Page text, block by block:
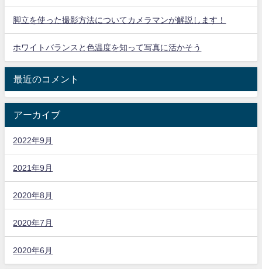
脚立を使った撮影方法についてカメラマンが解説します！
ホワイトバランスと色温度を知って写真に活かそう
最近のコメント
アーカイブ
2022年9月
2021年9月
2020年8月
2020年7月
2020年6月